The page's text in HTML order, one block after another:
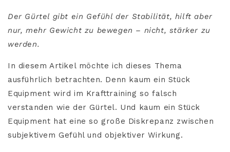
Der Gürtel gibt ein Gefühl der Stabilität, hilft aber
nur, mehr Gewicht zu bewegen – nicht, stärker zu
werden.
In diesem Artikel möchte ich dieses Thema
ausführlich betrachten. Denn kaum ein Stück
Equipment wird im Krafttraining so falsch
verstanden wie der Gürtel. Und kaum ein Stück
Equipment hat eine so große Diskrepanz zwischen
subjektivem Gefühl und objektiver Wirkung.